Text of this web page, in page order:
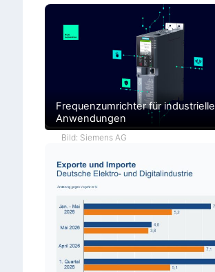
Frequenzumrichter für industrielle
Anwendungen
Bild: Siemens AG